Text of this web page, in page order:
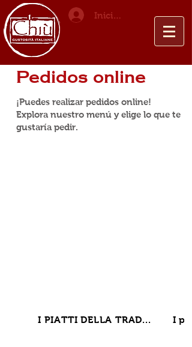
Iniciar sesión
Pedidos online
¡Puedes realizar pedidos online!
Explora nuestro menú y elige lo que te
gustaría pedir.
I PIATTI DELLA TRAD... I